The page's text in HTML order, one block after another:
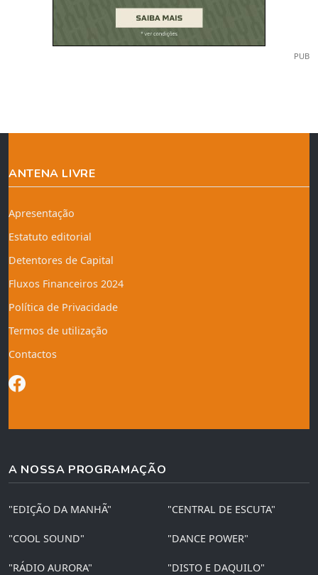
PUB
ANTENA LIVRE
Apresentação
Estatuto editorial
Detentores de Capital
Fluxos Financeiros 2024
Política de Privacidade
Termos de utilização
Contactos
A NOSSA PROGRAMAÇÃO
"EDIÇÃO DA MANHÃ" "CENTRAL DE ESCUTA"
"COOL SOUND" "DANCE POWER"
"RÁDIO AURORA" "DISTO E DAQUILO"